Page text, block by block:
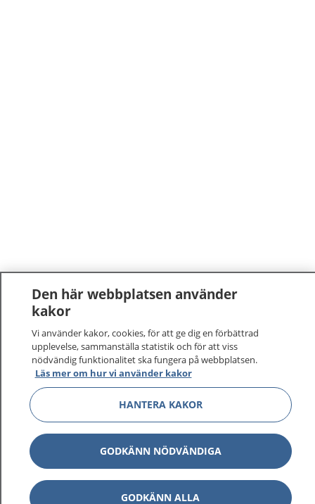
1177–tryggt om din hälsa och vård
På 1177.se får du råd om hälsa och information om
sjukdomar och vilka mottagningar du kan kontakta.
Logga in för att läsa din journal och göra dina
vårdärenden. Ring telefonnummer 1177 för
sjukvårdsrådgivning dygnet runt.
1177 ger dig råd när du vill må bättre.
Den här webbplatsen använder
kakor
Vi använder kakor, cookies, för att ge dig en förbättrad
upplevelse, sammanställa statistik och för att viss
nödvändig funktionalitet ska fungera på webbplatsen.
Läs mer om hur vi använder kakor
HANTERA KAKOR
GODKÄNN NÖDVÄNDIGA
GODKÄNN ALLA